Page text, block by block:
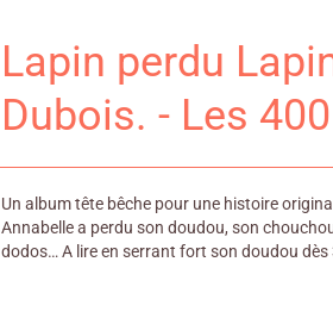
Lapin perdu
Dubois. - Les
Un album tête bêche pour une histoire
Annabelle a perdu son doudou, son
dodos… A lire en serrant fort son doudou dès